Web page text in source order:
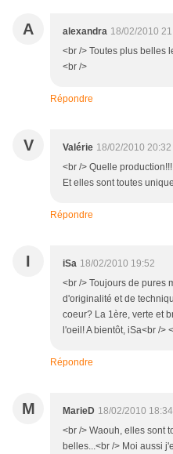
A alexandra 18/02/2010
<br /> Toutes plus belles
<br />
Répondre
V Valérie 18/02/2010 20:32
<br /> Quelle
Et elles sont toutes
Répondre
I iSa 18/02/2010 19:52
<br /> Toujours de pures
d'originalité et de
coeur? La 1ère, verte et
l'oeil! A bientôt, iSa<br />
Répondre
M MarieD 18/02/2010 18:34
<br /> Waouh, elles sont
belles...<br /> Moi aussi